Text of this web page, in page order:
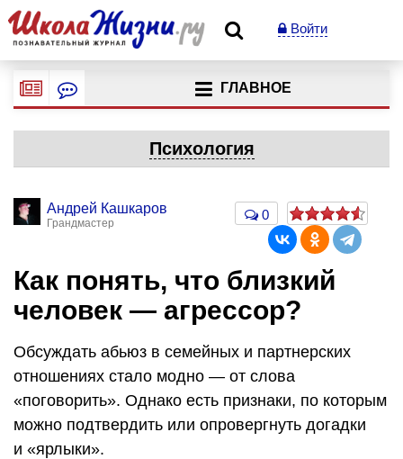
Войти
ГЛАВНОЕ
Психология
Андрей Кашкаров
Грандмастер
0
Как понять, что близкий
человек — агрессор?
Обсуждать абьюз в семейных и партнерских
отношениях стало модно — от слова
«поговорить». Однако есть признаки, по которым
можно подтвердить или опровергнуть догадки
и «ярлыки».